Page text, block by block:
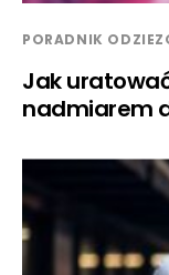
PORADNIK
Jak
nadmiarem